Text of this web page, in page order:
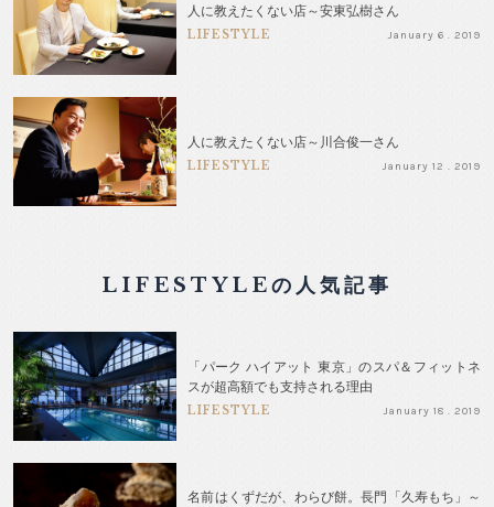
人に教えたくない店～安東弘樹さん
LIFESTYLE January 6 . 2019
人に教えたくない店～川合俊一さん
LIFESTYLE January 12 . 2019
LIFESTYLEの人気記事
「パーク ハイアット 東京」のスパ＆フィットネ
スが超高額でも支持される理由
LIFESTYLE January 18 . 2019
名前はくずだが、わらび餅。長門「久寿もち」～